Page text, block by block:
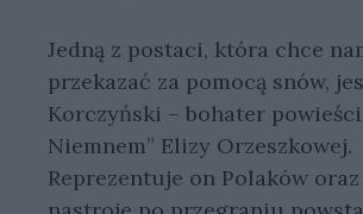
Jedną z postaci, która chce
przekazać za pomocą snów,
Korczyński – bohater powieści
Niemnem” Elizy Orzeszkowej.
Reprezentuje on Polaków